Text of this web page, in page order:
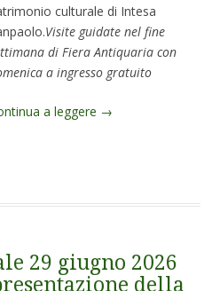
culturale di Intesa
Visite guidate nel fine
di Fiera Antiquaria con
a ingresso gratuito
a leggere →
29 giugno 2026
della